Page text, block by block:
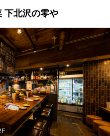
下北沢の零や